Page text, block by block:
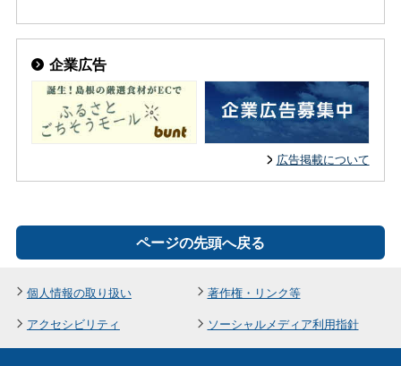
企業広告
広告掲載について
ページの先頭へ戻る
個人情報の取り扱い
著作権・リンク等
アクセシビリティ
ソーシャルメディア利用指針